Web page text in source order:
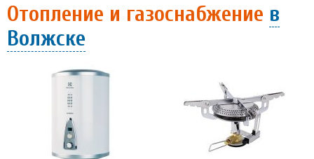
Отопление и газоснабжение в
Волжске